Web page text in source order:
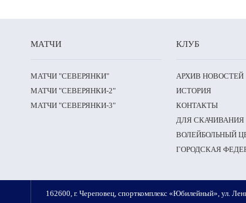
МАТЧИ
МАТЧИ "СЕВЕРЯНКИ"
МАТЧИ "СЕВЕРЯНКИ-2"
МАТЧИ "СЕВЕРЯНКИ-3"
КЛУБ
АРХИВ НОВОСТЕЙ
ИСТОРИЯ
КОНТАКТЫ
ДЛЯ СКАЧИВАНИЯ
ВОЛЕЙБОЛЬНЫЙ
ГОРОДСКАЯ
162600, г. Череповец, спорткомплекс «Юбилейный», ул.